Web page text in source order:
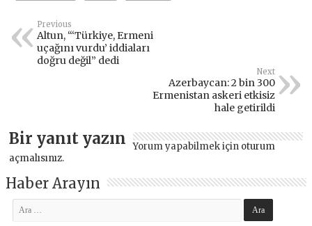
Previous
Altun, “‘Türkiye, Ermeni
uçağını vurdu’ iddiaları
doğru değil” dedi
Next
Azerbaycan: 2 bin 300
Ermenistan askeri etkisiz
hale getirildi
Bir yanıt yazın Yorum yapabilmek için oturum
açmalısınız.
Haber Arayın